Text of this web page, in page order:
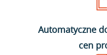
Automatyczne
cen